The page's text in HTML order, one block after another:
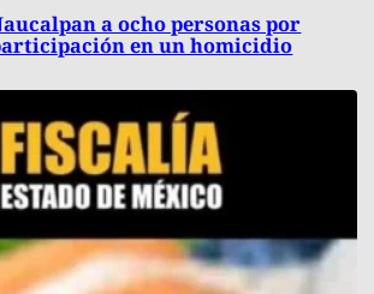
a ocho personas por
en un homicidio